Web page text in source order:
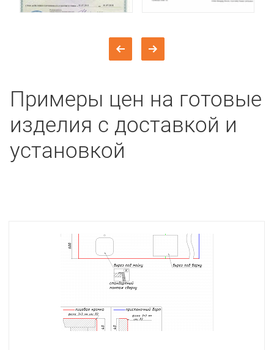
Примеры цен на готовые
изделия с доставкой и
установкой